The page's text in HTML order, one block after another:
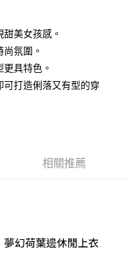
信託商業銀行
商業銀行
樂天信用卡公司
會自動跳轉到大哥付的交易
核未通過，訂單將自動取
哥付你分期系統評分，恕無
。
。
美女孩感。
氛圍。
具特色。
打造俐落又有型的穿
相關推薦